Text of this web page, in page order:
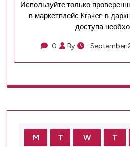
Используйте только
в маркетплейс Kraken в
доступа
0 By September
M T W T